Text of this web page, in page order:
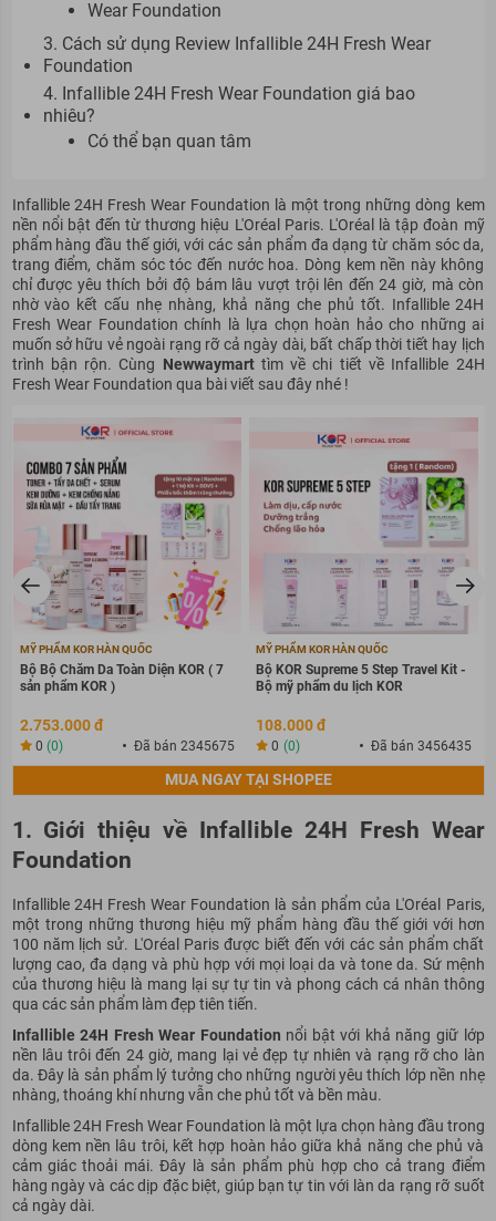
Wear Foundation
3. Cách sử dụng Review Infallible 24H Fresh Wear
Foundation
4. Infallible 24H Fresh Wear Foundation giá bao
nhiêu?
Có thể bạn quan tâm
Infallible 24H Fresh Wear Foundation là một trong những dòng kem
nền nổi bật đến từ thương hiệu L'Oréal Paris. L'Oréal là tập đoàn mỹ
phẩm hàng đầu thế giới, với các sản phẩm đa dạng từ chăm sóc da,
trang điểm, chăm sóc tóc đến nước hoa. Dòng kem nền này không
chỉ được yêu thích bởi độ bám lâu vượt trội lên đến 24 giờ, mà còn
nhờ vào kết cấu nhẹ nhàng, khả năng che phủ tốt. Infallible 24H
Fresh Wear Foundation chính là lựa chọn hoàn hảo cho những ai
muốn sở hữu vẻ ngoài rạng rỡ cả ngày dài, bất chấp thời tiết hay lịch
trình bận rộn. Cùng Newwaymarttìm về chi tiết về Infallible 24H
Fresh Wear Foundation qua bài viết sau đây nhé !
MỸ PHẨM KOR HÀN QUỐC
Bộ Bộ Chăm Da Toàn Diện KOR ( 7
sản phẩm KOR )
2.753.000 đ
0 (0) Đã bán 2345675
MỸ PHẨM KOR HÀN QUỐC
Bộ KOR Supreme 5 Step Travel Kit -
Bộ mỹ phẩm du lịch KOR
108.000 đ
0 (0) Đã bán 3456435
MUA NGAY TẠI SHOPEE
1. Giới thiệu về Infallible 24H Fresh Wear
Foundation
Infallible 24H Fresh Wear Foundation là sản phẩm của L'Oréal Paris,
một trong những thương hiệu mỹ phẩm hàng đầu thế giới với hơn
100 năm lịch sử. L'Oréal Paris được biết đến với các sản phẩm chất
lượng cao, đa dạng và phù hợp với mọi loại da và tone da. Sứ mệnh
của thương hiệu là mang lại sự tự tin và phong cách cá nhân thông
qua các sản phẩm làm đẹp tiên tiến.
Infallible 24H Fresh Wear Foundation nổi bật với khả năng giữ lớp
nền lâu trôi đến 24 giờ, mang lại vẻ đẹp tự nhiên và rạng rỡ cho làn
da. Đây là sản phẩm lý tưởng cho những người yêu thích lớp nền nhẹ
nhàng, thoáng khí nhưng vẫn che phủ tốt và bền màu.
Infallible 24H Fresh Wear Foundation là một lựa chọn hàng đầu trong
dòng kem nền lâu trôi, kết hợp hoàn hảo giữa khả năng che phủ và
cảm giác thoải mái. Đây là sản phẩm phù hợp cho cả trang điểm
hàng ngày và các dịp đặc biệt, giúp bạn tự tin với làn da rạng rỡ suốt
cả ngày dài.